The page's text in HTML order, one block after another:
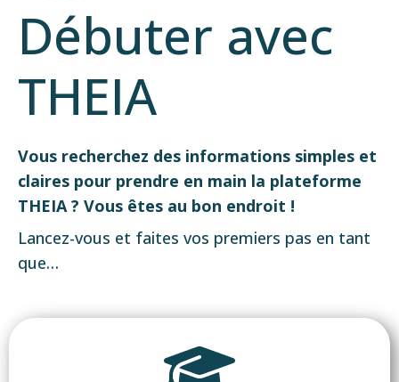
Débuter avec
THEIA
Vous recherchez des informations simples et
claires pour prendre en main la plateforme
THEIA ? Vous êtes au bon endroit !
Lancez-vous et faites vos premiers pas en tant
que…